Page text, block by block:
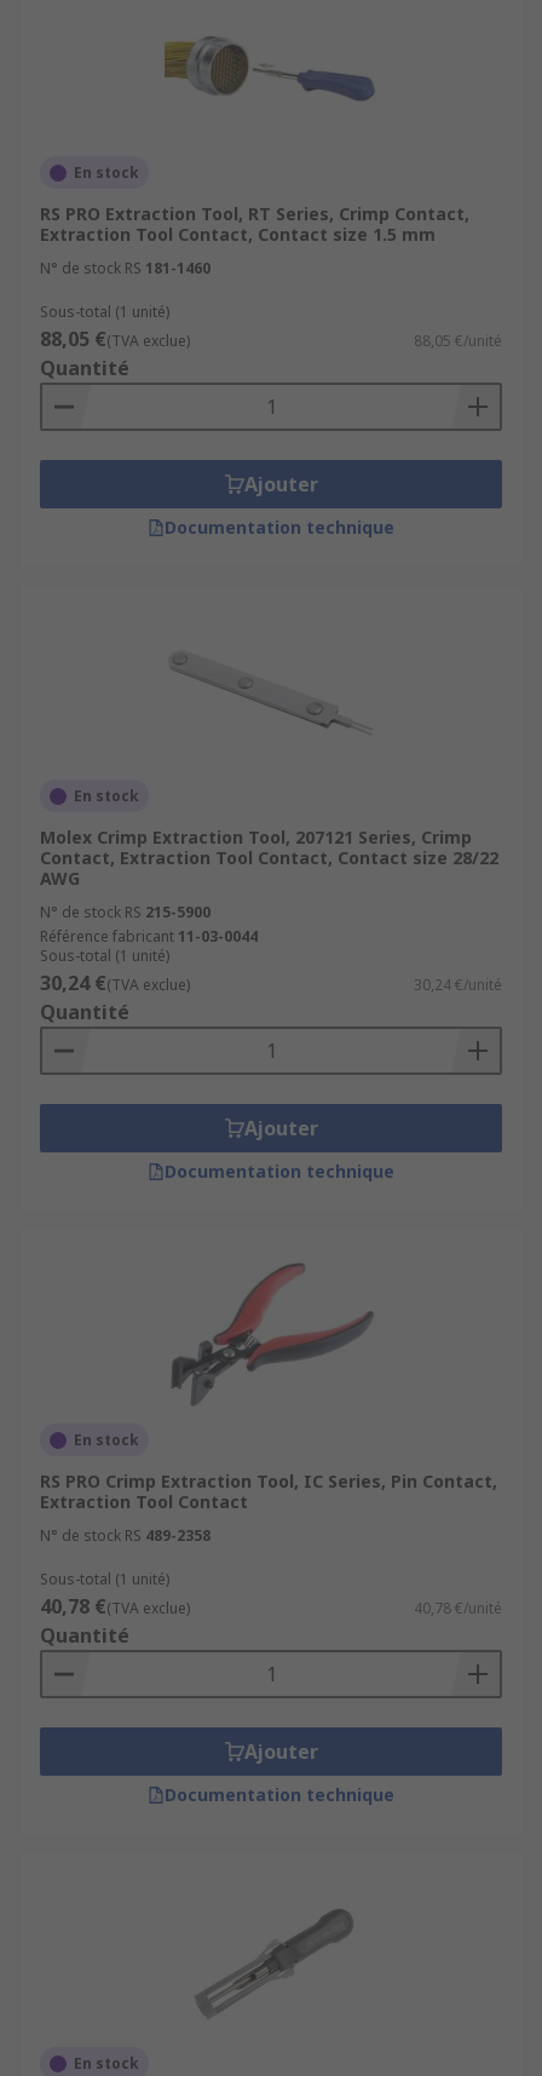
En stock
RS PRO Extraction Tool, RT Series, Crimp Contact,
Extraction Tool Contact, Contact size 1.5 mm
N° de stock RS 181-1460
Sous-total (1 unité)
88,05 €(TVA exclue) 88,05 €/unité
Quantité
Ajouter
Documentation technique
En stock
Molex Crimp Extraction Tool, 207121 Series, Crimp
Contact, Extraction Tool Contact, Contact size 28/22
AWG
N° de stock RS 215-5900
Référence fabricant 11-03-0044
Sous-total (1 unité)
30,24 €(TVA exclue) 30,24 €/unité
Quantité
Ajouter
Documentation technique
En stock
RS PRO Crimp Extraction Tool, IC Series, Pin Contact,
Extraction Tool Contact
N° de stock RS 489-2358
Sous-total (1 unité)
40,78 €(TVA exclue) 40,78 €/unité
Quantité
Ajouter
Documentation technique
En stock